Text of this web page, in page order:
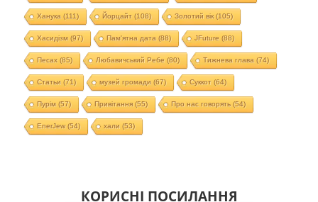
Ханука (111) Йорцайт (108) Золотий вік(105)
Хасидізм (97) Пам'ятна дата (88) JFuture (88)
Песах(85) Любавичський Ребе (80) Тижнева глава (74)
Статьи (71) музей громади (67) Суккот (64)
Пурім (57) Привітання(55) Про нас говорять (54)
EnerJew(54) хали (53)
КОРИСНІ ПОСИЛАННЯ